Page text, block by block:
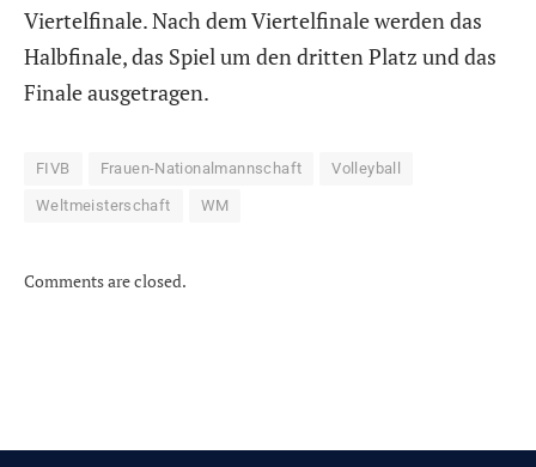
Viertelfinale. Nach dem Viertelfinale werden das
Halbfinale, das Spiel um den dritten Platz und das
Finale ausgetragen.
FIVB Frauen-Nationalmannschaft Volleyball
Weltmeisterschaft WM
Comments are closed.